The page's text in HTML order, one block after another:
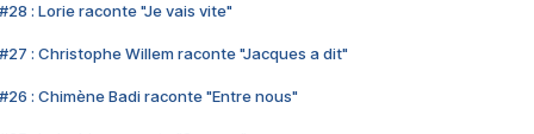
#28 : Lorie raconte "Je vais vite"
#27 : Christophe Willem raconte "Jacques a dit"
#26 : Chimène Badi raconte "Entre nous"